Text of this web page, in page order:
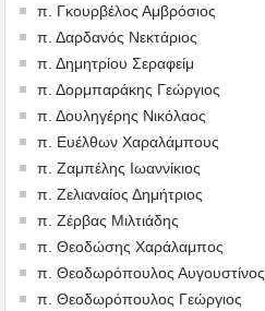
π. Γκουρβέλος Αμβρόσιος
π. Δαρδανός Νεκτάριος
π. Δημητρίου Σεραφείμ
π. Δορμπαράκης Γεώργιος
π. Δουληγέρης Νικόλαος
π. Ευέλθων Χαραλάμπους
π. Ζαμπέλης Ιωαννίκιος
π. Ζελιαναίος Δημήτριος
π. Ζέρβας Μιλτιάδης
π. Θεοδώσης Χαράλαμπος
π. Θεοδωρόπουλος Αυγουστίνος
π. Θεοδωρόπουλος Γεώργιος